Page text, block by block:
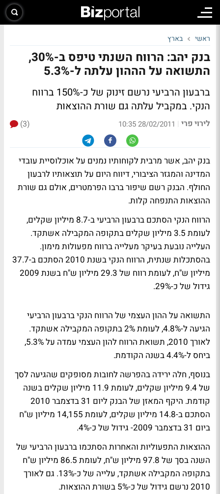
ראשי בארץ
בנק יהב: הרווח השנתי טיפס ב-30%,
התשואה על הההון עלתה ל-5.3%
ברבעון הרביעי נרשם זינוק של כ-150% ברווח
הנקי. במקביל עלתה גם שורת ההוצאות
לירוי פרי |
28/02/2011 10:35
(3)
בנק יהב, אשר מרבית לקוחותיו נמנים על אוכלוסיית עובדי
המדינה והמגזר הציבורי, דיווח היום על תוצאותיו לרבעון
החולף. הבנק רשם שיפור ברבו הפרמטרים, אולם גם שורת
ההוצאות התנפחה קלות.
הרווח הנקי הסתכם ברבעון הרביעי ב-8.7 מיליון שקלים,
לעומת 3.5 מיליון שקלים בתקופה המקבילה אשתקד.
העלייה נובעת בעיקר מעלייה ברווח מפעולות מימון.
בהסתכלות שנתית, הרווח הנקי בשנת 2010 הסתכם ב-37.7
מיליון ש"ח, לעומת רווח של 29.3 מיליון ש"ח בשנת 2009
גידול של כ-29%.
התשואה על ההון העצמי של הרווח הנקי ברבעון הרביעי
הגיעה ל-4.8%, לעומת 2% בתקופה המקבילה אשתקד.
לאורך 2010, תשואת הרווח להון העצמי עמדה על 5.3%,
ביחס ל-4.4% בשנה הקודמת.
בנוסף, חלה ירידה בהפרשה לחובות מסופקים שהגיעה לסך
של 9.4 מיליון שקלים, לעומת 11.9 מיליון שקלים בשנה
קודמת. היקף המאזן של הבנק ליום 31 בדצמבר 2010
הסתכם ב-14.8 מיליון שקלים, לעומת 14,155 מיליון ש"ח
ביום 31 בדצמבר 2009- גידול של כ-4%.
ההוצאות התפעוליות והאחרות הסתכמו ברבעון הרביעי של
השנה בסך של 97.8 מיליון ש"ח, לעומת 86.5 מיליון ש"ח
בתקופה המקבילה אשתקד, עלייה של כ-13%. גם לאורך
2010 נרשם גידול של כ-5% בשורת ההוצאות.